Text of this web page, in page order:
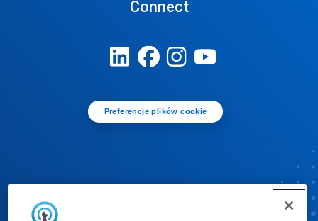
Connect
Preferencje plików cookie